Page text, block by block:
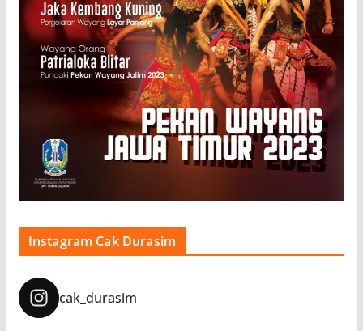
Instagram Cak Durasim
cak_durasim